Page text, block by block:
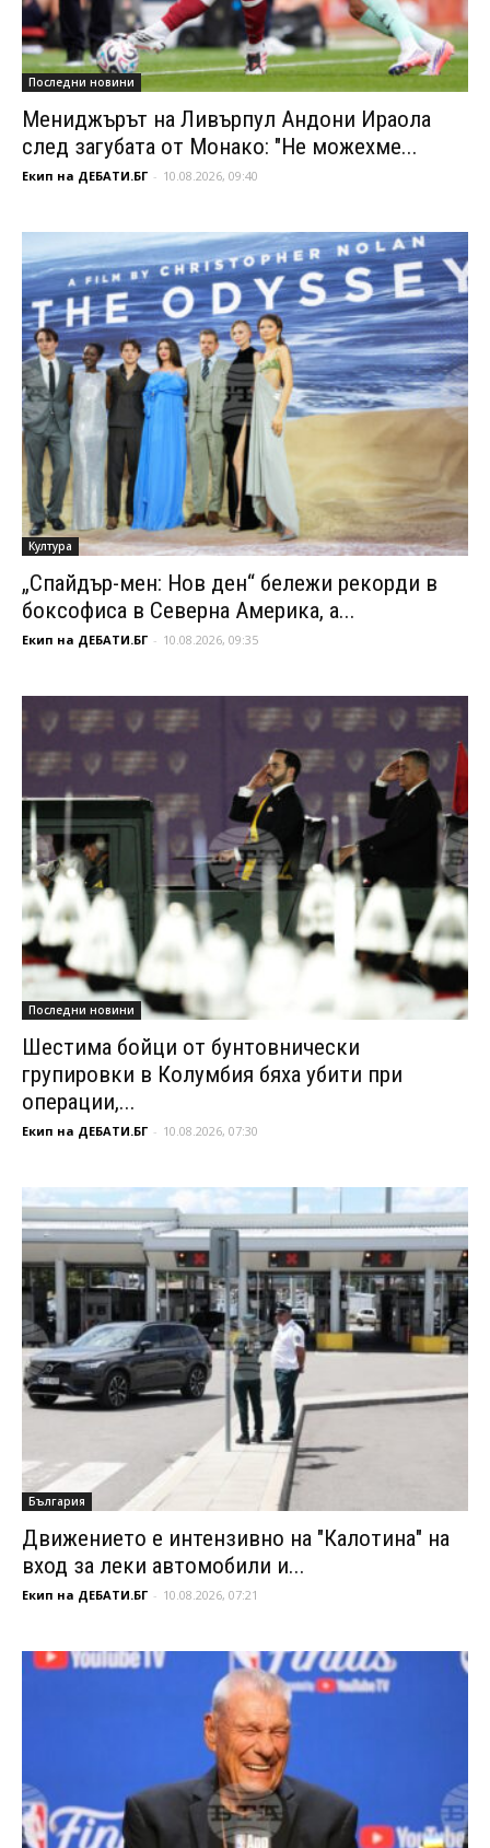
Последни новини
Мениджърът на Ливърпул Андони Ираола
след загубата от Монако: "Не можехме...
Екип на ДЕБАТИ.БГ - 10.08.2026, 09:40
Култура
„Спайдър-мен: Нов ден“ бележи рекорди в
боксофиса в Северна Америка, а...
Екип на ДЕБАТИ.БГ - 10.08.2026, 09:35
Последни новини
Шестима бойци от бунтовнически
групировки в Колумбия бяха убити при
операции,...
Екип на ДЕБАТИ.БГ - 10.08.2026, 07:30
България
Движението е интензивно на "Калотина" на
вход за леки автомобили и...
Екип на ДЕБАТИ.БГ - 10.08.2026, 07:21